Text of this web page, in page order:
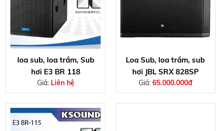
loa sub, loa trầm, Sub
hơi E3 BR 118
Giá: Liên hệ
Loa Sub, loa trầm, sub
hơi JBL SRX 828SP
Giá: 65.000.000đ